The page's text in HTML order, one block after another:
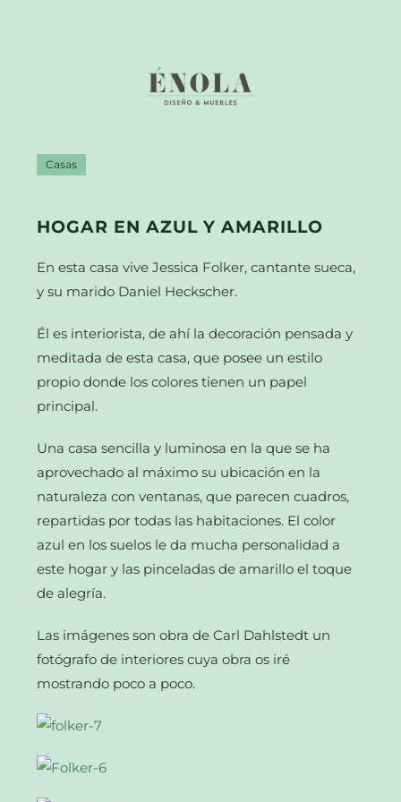
Casas
HOGAR EN AZUL Y AMARILLO
En esta casa vive Jessica Folker, cantante sueca,
y su marido Daniel Heckscher.
Él es interiorista, de ahí la decoración pensada y
meditada de esta casa, que posee un estilo
propio donde los colores tienen un papel
principal.
Una casa sencilla y luminosa en la que se ha
aprovechado al máximo su ubicación en la
naturaleza con ventanas, que parecen cuadros,
repartidas por todas las habitaciones. El color
azul en los suelos le da mucha personalidad a
este hogar y las pinceladas de amarillo el toque
de alegría.
Las imágenes son obra de Carl Dahlstedt un
fotógrafo de interiores cuya obra os iré
mostrando poco a poco.